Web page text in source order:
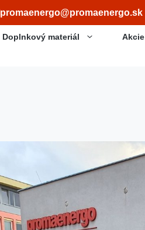
promaenergo@promaenergo.sk
Doplnkový materiál Akcie